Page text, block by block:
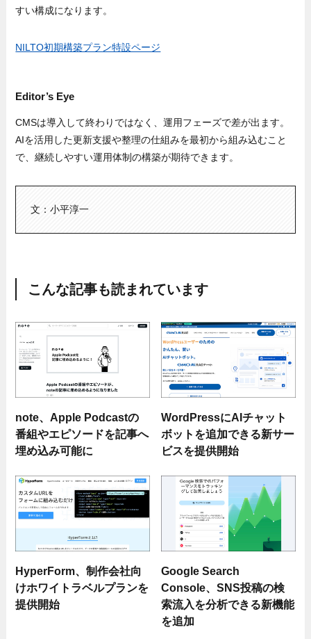
すい構成になります。
NILTO初期構築プラン特設ページ
Editor’s Eye
CMSは導入して終わりではなく、運用フェーズで差が出ます。
AIを活用した更新支援や整理の仕組みを最初から組み込むこと
で、継続しやすい運用体制の構築が期待できます。
文：小平淳一
こんな記事も読まれています
note、Apple Podcastの
番組やエピソードを記事へ
埋め込み可能に
WordPressにAIチャット
ボットを追加できる新サー
ビスを提供開始
HyperForm、制作会社向
けホワイトラベルプランを
提供開始
Google Search
Console、SNS投稿の検
索流入を分析できる新機能
を追加